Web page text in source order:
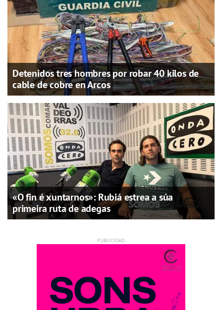
Detenidos tres hombres por robar 40 kilos de
cable de cobre en Arcos
«O fin é xuntarnos»: Rubiá estrea a súa
primeira ruta de adegas